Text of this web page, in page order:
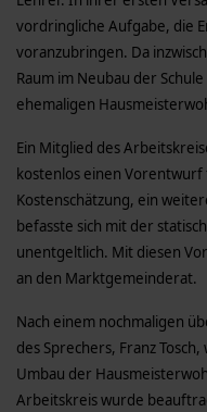
vordringliche Aufgabe, die
voranzubringen. Da
Raum im Neubau der
ehemaligen
Ein Mitglied des
kostenlos einen Vorentwurf
Kostenschätzung, ein
befasste sich mit der
unentgeltlich. Mit diesen
an den Marktgemeinderat.
Nach einem nochmaligen
des Sprechers, Franz
Umbau der
Arbeitskreis wurde